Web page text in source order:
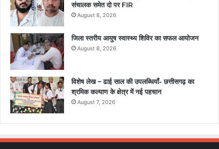
संचालक समेत दो पर FIR
August 8, 2026
जिला स्तरीय आयुष स्वास्थ्य शिविर का सफल आयोजन
August 8, 2026
विशेष लेख – ढाई साल की उपलब्धियाँ- छत्तीसगढ़ का
श्रमिक कल्याण के क्षेत्र में नई पहचान
August 7, 2026